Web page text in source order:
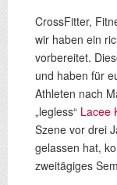
CrossFitter,
wir haben ein
vorbereitet.
und haben für
Athleten nach
„legless“ Lacee
Szene vor drei
gelassen hat,
zweitägiges